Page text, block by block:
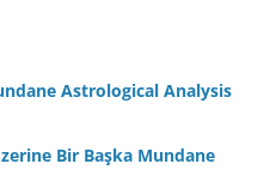
Astrological Analysis
Bir Başka Mundane